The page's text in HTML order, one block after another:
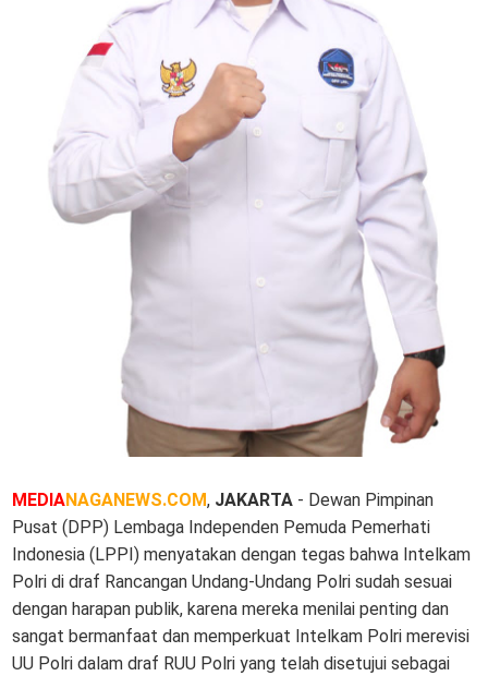
MEDIANAGANEWS.COM, JAKARTA - Dewan Pimpinan
Pusat (DPP) Lembaga Independen Pemuda Pemerhati
Indonesia (LPPI) menyatakan dengan tegas bahwa Intelkam
Polri di draf Rancangan Undang-Undang Polri sudah sesuai
dengan harapan publik, karena mereka menilai penting dan
sangat bermanfaat dan memperkuat Intelkam Polri merevisi
UU Polri dalam draf RUU Polri yang telah disetujui sebagai